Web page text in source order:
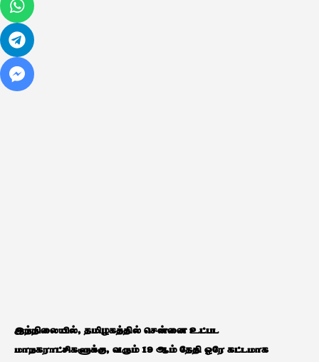
இந்நிலையில், தமிழகத்தில் சென்னை உட்பட
மாநகராட்சிகளுக்கு, வரும் 19 ஆம் தேதி ஒரே கட்டமாக